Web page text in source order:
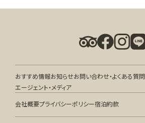
おすすめ情報お知らせお問い合わせ・よくある質問
エージェント・メディア
会社概要プライバシーポリシー宿泊約款